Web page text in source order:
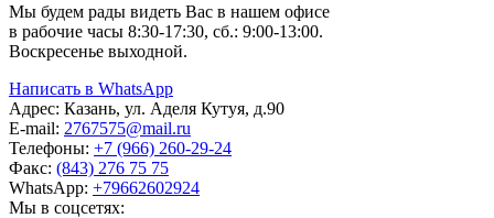
Мы будем рады видеть Вас в нашем офисе
в рабочие часы 8:30-17:30, сб.: 9:00-13:00.
Воскресенье выходной.
Написать в WhatsApp
Адрес: Казань, ул. Аделя Кутуя, д.90
E-mail: 2767575@mail.ru
Телефоны: +7 (966) 260-29-24
Факс: (843) 276 75 75
WhatsApp: +79662602924
Мы в соцсетях: